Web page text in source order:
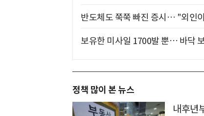
반도체도 쭉쭉 빠진 증시… "외인
보유한 미사일 1700발 뿐… 바닥
정책 많이 본 뉴스
내후년